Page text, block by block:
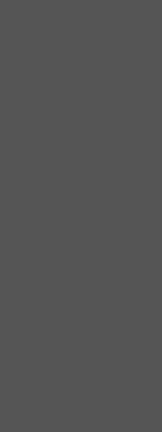
Yeşilköy Gömme
Yeşilköy Gömme
Yeşilköy Klozet
Yeşilköy Klozet İç
Yeşilköy Gömme
Yeşilköy Vitra
Yeşilköy Serel
Yeşilköy Visam
Yeşilköy Kale
Yeşilköy ECA
Yeşilköy Creavit
Yeşilköy Duravit
Yeşilköy Grohe
Yeşilköy klozet tamiri